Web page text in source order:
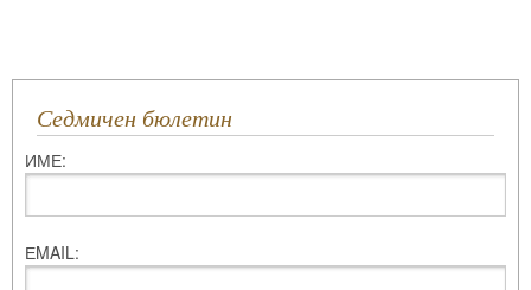
Седмичен бюлетин
ИМЕ:
ЕMAIL: